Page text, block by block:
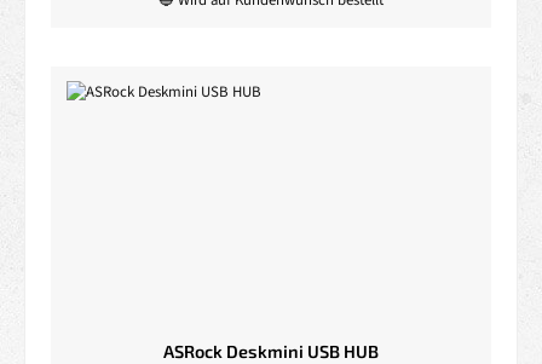
ASRock Deskmini USB HUB